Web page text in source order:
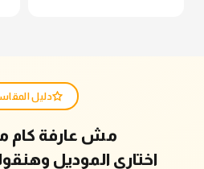
دليل
مش عارفة كام
اختاري الموديل